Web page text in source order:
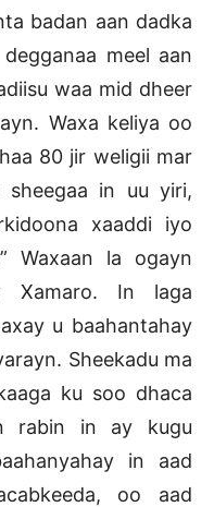
badan aan dadka
meel aan
waa mid dheer
Waxa keliya oo
80 jir weligii mar
sheegaa in uu yiri,
xaaddi iyo
Waxaan la ogayn
Xamaro. In laga
u baahantahay
Sheekadu ma
ku soo dhaca
rabin in ay kugu
in aad
oo aad